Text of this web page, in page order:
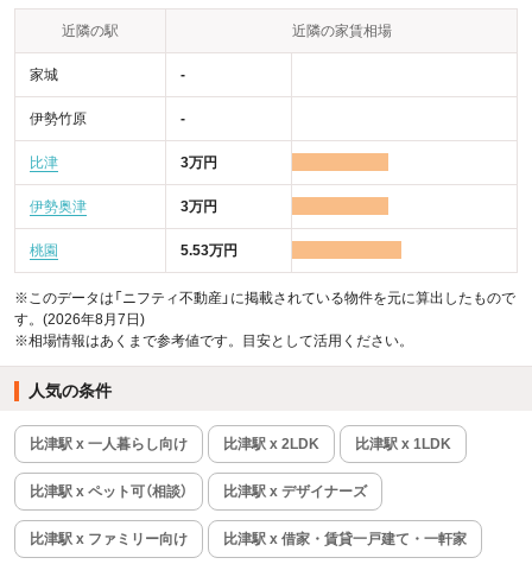
近隣の駅 近隣の家賃相場
家城 -
伊勢竹原 -
比津 3万円
伊勢奥津 3万円
桃園 5.53万円
※このデータは「ニフティ不動産」に掲載されている物件を元に算出したもので
す。(2026年8月7日)
※相場情報はあくまで参考値です。目安として活用ください。
人気の条件
比津駅 x 一人暮らし向け 比津駅 x 2LDK 比津駅 x 1LDK
比津駅 x ペット可（相談） 比津駅 x デザイナーズ
比津駅 x ファミリー向け 比津駅 x 借家・賃貸一戸建て・一軒家